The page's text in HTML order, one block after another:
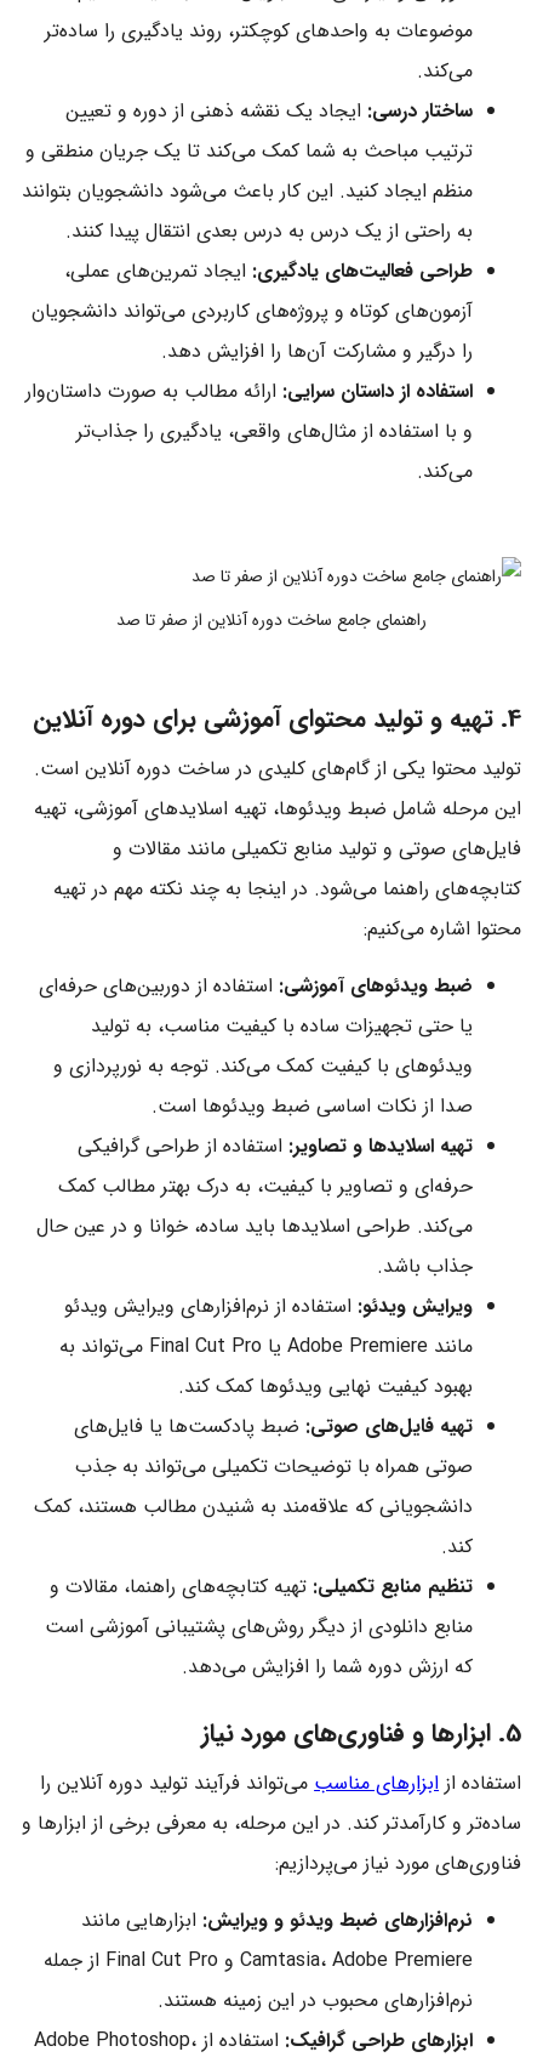
موضوعات به واحدهای کوچکتر، روند یادگیری را ساده‌تر
می‌کند.
ساختار درسی: ایجاد یک نقشه ذهنی از دوره و تعیین
ترتیب مباحث به شما کمک می‌کند تا یک جریان منطقی و
منظم ایجاد کنید. این کار باعث می‌شود دانشجویان بتوانند
به راحتی از یک درس به درس بعدی انتقال پیدا کنند.
طراحی فعالیت‌های یادگیری: ایجاد تمرین‌های عملی،
آزمون‌های کوتاه و پروژه‌های کاربردی می‌تواند دانشجویان
را درگیر و مشارکت آن‌ها را افزایش دهد.
استفاده از داستان سرایی: ارائه مطالب به صورت داستان‌وار
و با استفاده از مثال‌های واقعی، یادگیری را جذاب‌تر
می‌کند.
راهنمای جامع ساخت دوره آنلاین از صفر تا صد
4. تهیه و تولید محتوای آموزشی برای دوره آنلاین
تولید محتوا یکی از گام‌های کلیدی در ساخت دوره آنلاین است.
این مرحله شامل ضبط ویدئوها، تهیه اسلایدهای آموزشی، تهیه
فایل‌های صوتی و تولید منابع تکمیلی مانند مقالات و
کتابچه‌های راهنما می‌شود. در اینجا به چند نکته مهم در تهیه
محتوا اشاره می‌کنیم:
ضبط ویدئوهای آموزشی: استفاده از دوربین‌های حرفه‌ای
یا حتی تجهیزات ساده با کیفیت مناسب، به تولید
ویدئوهای با کیفیت کمک می‌کند. توجه به نورپردازی و
صدا از نکات اساسی ضبط ویدئوها است.
تهیه اسلایدها و تصاویر: استفاده از طراحی گرافیکی
حرفه‌ای و تصاویر با کیفیت، به درک بهتر مطالب کمک
می‌کند. طراحی اسلایدها باید ساده، خوانا و در عین حال
جذاب باشد.
ویرایش ویدئو: استفاده از نرم‌افزارهای ویرایش ویدئو
مانند Adobe Premiere یا Final Cut Pro می‌تواند به
بهبود کیفیت نهایی ویدئوها کمک کند.
تهیه فایل‌های صوتی: ضبط پادکست‌ها یا فایل‌های
صوتی همراه با توضیحات تکمیلی می‌تواند به جذب
دانشجویانی که علاقه‌مند به شنیدن مطالب هستند، کمک
کند.
تنظیم منابع تکمیلی: تهیه کتابچه‌های راهنما، مقالات و
منابع دانلودی از دیگر روش‌های پشتیبانی آموزشی است
که ارزش دوره شما را افزایش می‌دهد.
5. ابزارها و فناوری‌های مورد نیاز
استفاده از ابزارهای مناسبمی‌تواند فرآیند تولید دوره آنلاین را
ساده‌تر و کارآمدتر کند. در این مرحله، به معرفی برخی از ابزارها و
فناوری‌های مورد نیاز می‌پردازیم:
نرم‌افزارهای ضبط ویدئو و ویرایش: ابزارهایی مانند
Camtasia، Adobe Premiere و Final Cut Pro از جمله
نرم‌افزارهای محبوب در این زمینه هستند.
ابزارهای طراحی گرافیک:
استفاده از Adobe Photoshop،